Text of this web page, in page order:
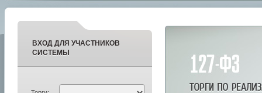
ВХОД ДЛЯ УЧАСТНИКОВ
СИСТЕМЫ